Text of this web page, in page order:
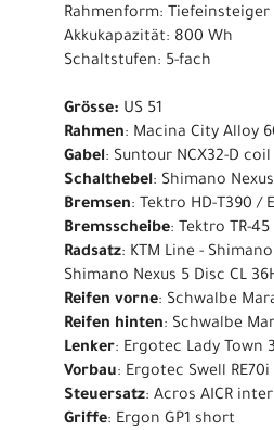
Rahmenform: Tiefeinsteiger
Akkukapazität: 800 Wh
Schaltstufen: 5-fach
Grösse: US 51
Rahmen: Macina City Alloy
Gabel: Suntour NCX32-D
Schalthebel: Shimano
Bremsen: Tektro HD-T390 /
Bremsscheibe: Tektro TR-
Radsatz: KTM Line -
Shimano Nexus 5 Disc CL
Reifen vorne: Schwalbe
Reifen hinten: Schwalbe
Lenker: Ergotec Lady Town
Vorbau: Ergotec Swell
Steuersatz: Acros AICR
Griffe: Ergon GP1 short